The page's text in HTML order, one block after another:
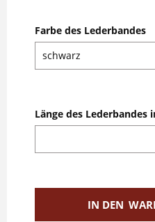
Farbe des Lederbandes
Länge des Lederbandes
IN DEN